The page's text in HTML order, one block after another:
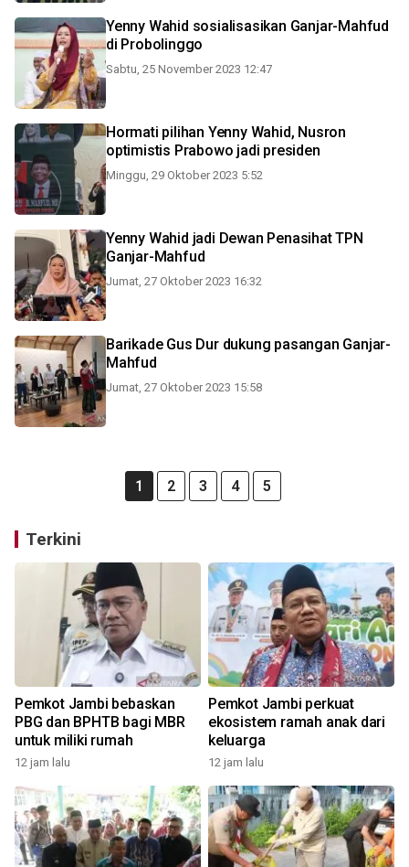
Yenny Wahid sosialisasikan Ganjar-Mahfud
di Probolinggo
Sabtu, 25 November 2023 12:47
Hormati pilihan Yenny Wahid, Nusron
optimistis Prabowo jadi presiden
Minggu, 29 Oktober 2023 5:52
Yenny Wahid jadi Dewan Penasihat TPN
Ganjar-Mahfud
Jumat, 27 Oktober 2023 16:32
Barikade Gus Dur dukung pasangan Ganjar-
Mahfud
Jumat, 27 Oktober 2023 15:58
1 2 3 4 5
Terkini
Pemkot Jambi bebaskan
PBG dan BPHTB bagi MBR
untuk miliki rumah
12 jam lalu
Pemkot Jambi perkuat
ekosistem ramah anak dari
keluarga
12 jam lalu